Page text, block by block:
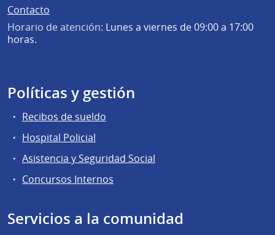
Contacto
Horario de atención: Lunes a viernes de 09:00 a 17:00
horas.
Políticas y gestión
Recibos de sueldo
Hospital Policial
Asistencia y Seguridad Social
Concursos Internos
Servicios a la comunidad